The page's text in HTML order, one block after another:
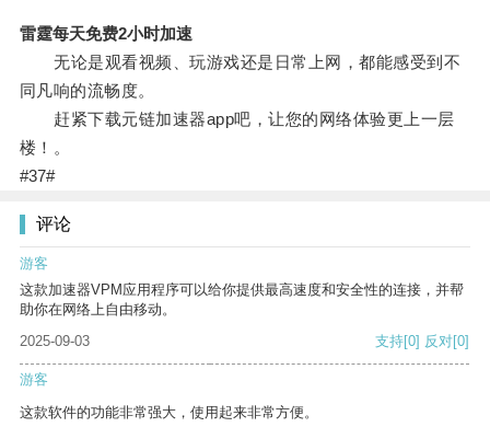
雷霆每天免费2小时加速
无论是观看视频、玩游戏还是日常上网，都能感受到不
同凡响的流畅度。
赶紧下载元链加速器app吧，让您的网络体验更上一层
楼！。
#37#
评论
游客
这款加速器VPM应用程序可以给你提供最高速度和安全性的连接，并帮
助你在网络上自由移动。
2025-09-03
支持[0] 反对[0]
游客
这款软件的功能非常强大，使用起来非常方便。